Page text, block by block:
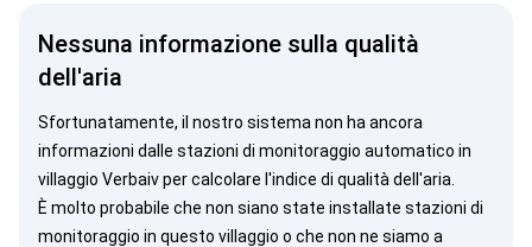
Nessuna informazione sulla qualità
dell'aria
Sfortunatamente, il nostro sistema non ha ancora
informazioni dalle stazioni di monitoraggio automatico in
villaggio Verbaiv per calcolare l'indice di qualità dell'aria.
È molto probabile che non siano state installate stazioni di
monitoraggio in questo villaggio o che non ne siamo a